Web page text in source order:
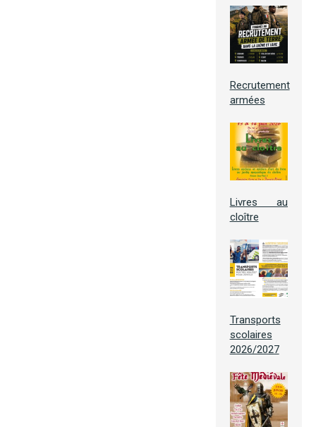
Recrutement
armées
Livres au
cloître
Transports
scolaires
2026/2027